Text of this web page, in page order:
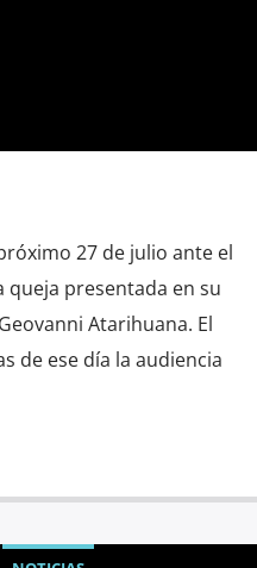
27 de julio ante el
queja presentada en su
Atarihuana. El
de ese día la audiencia